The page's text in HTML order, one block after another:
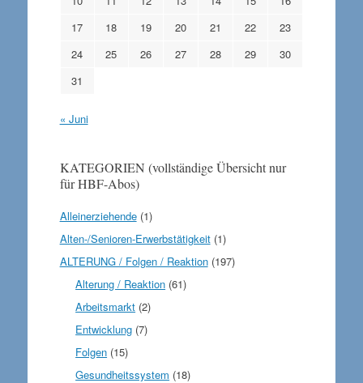
17
18 19 20 21 22
23
24
25 26 27 28 29
30
31
« Juni
KATEGORIEN (vollständige Übersicht nur
für HBF-Abos)
Alleinerziehende(1)
Alten-/Senioren-Erwerbstätigkeit(1)
ALTERUNG / Folgen / Reaktion(197)
Alterung / Reaktion (61)
Arbeitsmarkt (2)
Entwicklung (7)
Folgen (15)
Gesundheitssystem (18)